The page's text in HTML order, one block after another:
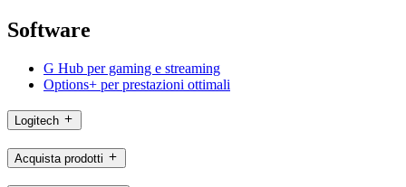
Software
G Hub per gaming e streaming
Options+ per prestazioni ottimali
Logitech
Acquista prodotti